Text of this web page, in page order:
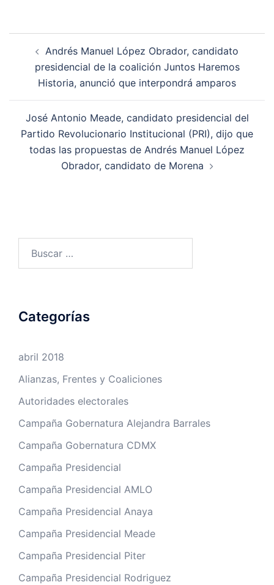
entradas
Andrés Manuel López Obrador, candidato
presidencial de la coalición Juntos Haremos
Historia, anunció que interpondrá amparos
José Antonio Meade, candidato presidencial del
Partido Revolucionario Institucional (PRI), dijo que
todas las propuestas de Andrés Manuel López
Obrador, candidato de Morena
Categorías
abril 2018
Alianzas, Frentes y Coaliciones
Autoridades electorales
Campaña Gobernatura Alejandra Barrales
Campaña Gobernatura CDMX
Campaña Presidencial
Campaña Presidencial AMLO
Campaña Presidencial Anaya
Campaña Presidencial Meade
Campaña Presidencial Piter
Campaña Presidencial Rodriguez